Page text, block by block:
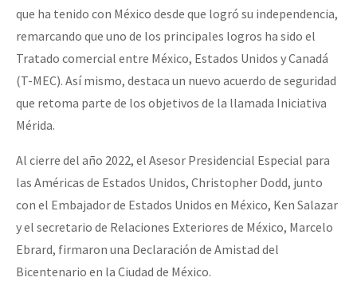
Mujeres
Niñxs
MULTIMEDIA
Audio
Fotorreportaje
Video
Otras secciones
Semillero Guerra contra la Humanidad. (Las poblaciones y
la naturaleza bajo asedio)
Se o México sabe, que o mundo saiba! Nossas lutas pela
[25 abr – CDMX] Tokín por el CNI: 30 años de Resistencia y
que ha tenido con México desde que logró su independencia,
remarcando que uno de los principales logros ha sido el
Tratado comercial entre México, Estados Unidos y Canadá
(T-MEC). Así mismo, destaca un nuevo acuerdo de seguridad
que retoma parte de los objetivos de la llamada Iniciativa
Mérida.
Al cierre del año 2022, el Asesor Presidencial Especial para
las Américas de Estados Unidos, Christopher Dodd, junto
con el Embajador de Estados Unidos en México, Ken Salazar
y el secretario de Relaciones Exteriores de México, Marcelo
Ebrard, firmaron una Declaración de Amistad del
Bicentenario en la Ciudad de México.